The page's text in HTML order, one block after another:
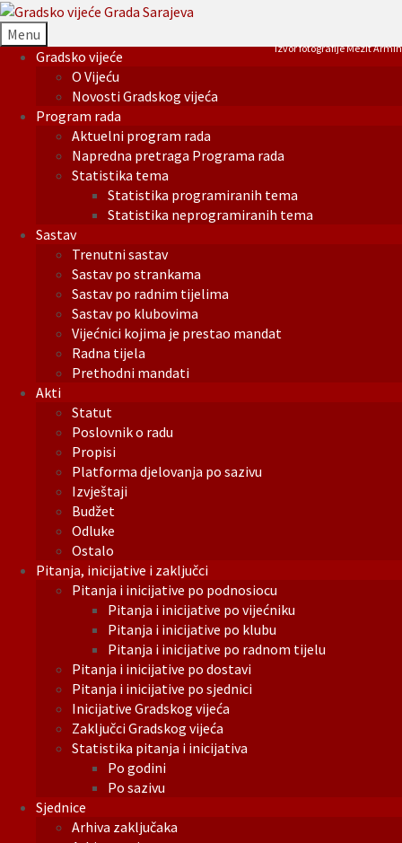
Menu
Gradsko vijeće
O Vijeću
Novosti Gradskog vijeća
Program rada
Aktuelni program rada
Napredna pretraga Programa rada
Statistika tema
Statistika programiranih tema
Statistika neprogramiranih tema
Sastav
Trenutni sastav
Sastav po strankama
Sastav po radnim tijelima
Sastav po klubovima
Vijećnici kojima je prestao mandat
Radna tijela
Prethodni mandati
Akti
Statut
Poslovnik o radu
Propisi
Platforma djelovanja po sazivu
Izvještaji
Budžet
Odluke
Ostalo
Pitanja, inicijative i zaključci
Pitanja i inicijative po podnosiocu
Pitanja i inicijative po vijećniku
Pitanja i inicijative po klubu
Pitanja i inicijative po radnom tijelu
Pitanja i inicijative po dostavi
Pitanja i inicijative po sjednici
Inicijative Gradskog vijeća
Zaključci Gradskog vijeća
Statistika pitanja i inicijativa
Po godini
Po sazivu
Sjednice
Arhiva zaključaka
Izvor fotografije Mezit Armin